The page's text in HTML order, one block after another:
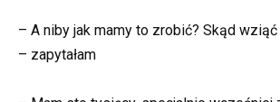
– A niby jak mamy to zrobić? Skąd
– zapytałam